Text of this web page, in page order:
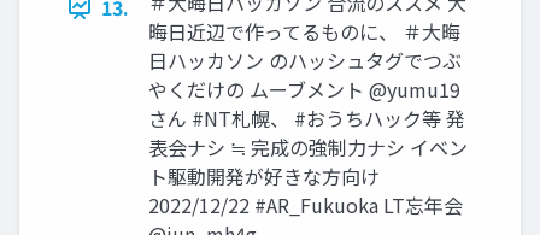
13.
晦日近辺で作ってるものに、 ＃大晦
日ハッカソン のハッシュタグでつぶ
やくだけの ムーブメント @yumu19
さん #NT札幌、 #おうちハック等 発
表会ナシ ≒ 完成の強制力ナシ イベン
ト駆動開発が好きな方向け
2022/12/22 #AR_Fukuoka LT忘年会